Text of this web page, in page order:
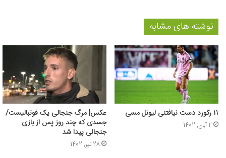
نوشته های مشابه
۱۱ رکورد دست نیافتنی لیونل مسی
2 آبان, 1402
عکس| مرگ جنجالی یک فوتبالیست/
جسدی که چند روز پس از بازی
جنجالی پیدا شد
28 تیر, 1402